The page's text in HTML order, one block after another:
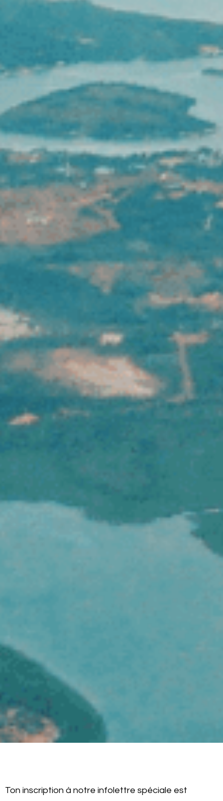
Ton inscription à notre infolettre spéciale est